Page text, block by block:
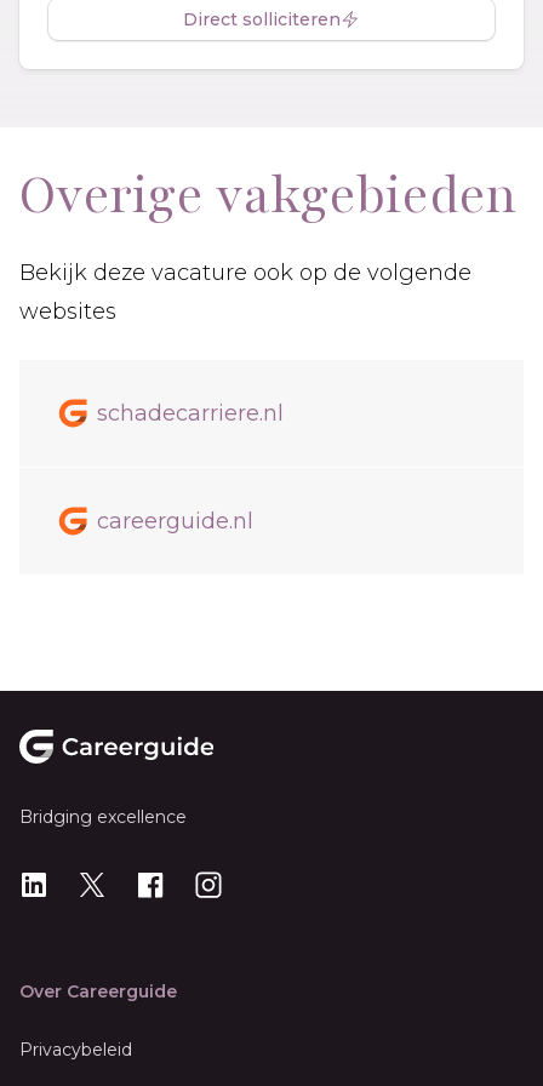
Direct solliciteren
Overige vakgebieden
Bekijk deze vacature ook op de volgende
websites
schadecarriere.nl
careerguide.nl
Bridging excellence
LinkedIn
X Instagram
Over Careerguide
Privacybeleid